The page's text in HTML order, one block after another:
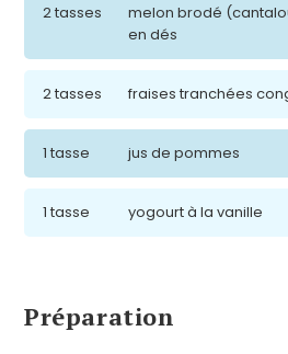
2 tasses
melon brodé
en dés
2 tasses fraises tranchées
1 tasse jus de pommes
1 tasse yogourt à la vanille
Préparation